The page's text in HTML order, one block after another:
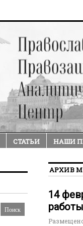
СТАТЬИ НАШИ
АРХИВ
14